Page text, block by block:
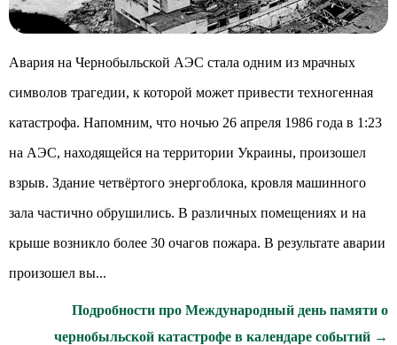
Авария на Чернобыльской АЭС стала одним из мрачных
символов трагедии, к которой может привести техногенная
катастрофа. Напомним, что ночью 26 апреля 1986 года в 1:23
на АЭС, находящейся на территории Украины, произошел
взрыв. Здание четвёртого энергоблока, кровля машинного
зала частично обрушились. В различных помещениях и на
крыше возникло более 30 очагов пожара. В результате аварии
произошел вы...
Подробности про Международный день памяти о
чернобыльской катастрофе в календаре событий →